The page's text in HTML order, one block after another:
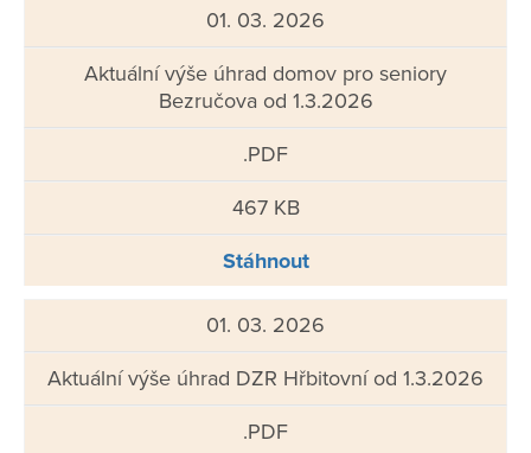
01. 03. 2026
Aktuální výše úhrad domov pro seniory
Bezručova od 1.3.2026
.PDF
467 KB
Stáhnout
01. 03. 2026
Aktuální výše úhrad DZR Hřbitovní od 1.3.2026
.PDF